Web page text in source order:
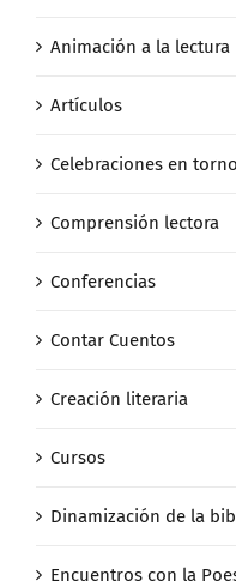
Animación a la lectura
Artículos
Celebraciones en
Comprensión lectora
Conferencias
Contar Cuentos
Creación literaria
Cursos
Dinamización de la
Encuentros con la